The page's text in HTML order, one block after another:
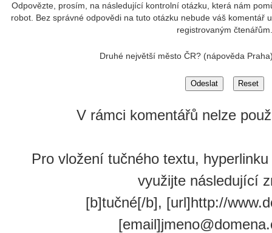
Odpovězte, prosím, na následující kontrolní otázku, která nám
robot. Bez správné odpovědi na tuto otázku nebude váš komentář
registrovaným čtenářům.
Druhé největší město ČR? (nápověda
V rámci komentářů nelze
Pro vložení tučného textu,
využijte následující
[b]tučné[/b], [url]http://